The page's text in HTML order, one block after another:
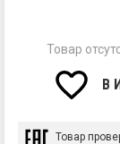
Товар
В
Товар